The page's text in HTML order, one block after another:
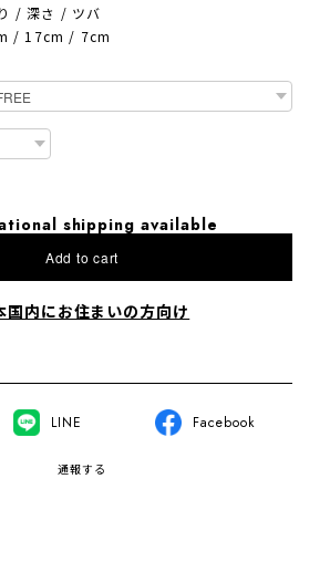
/ 深さ / ツバ
/ 17cm / 7cm
shipping available
Add to cart
国内にお住まいの方向け
LINE Facebook
通報する